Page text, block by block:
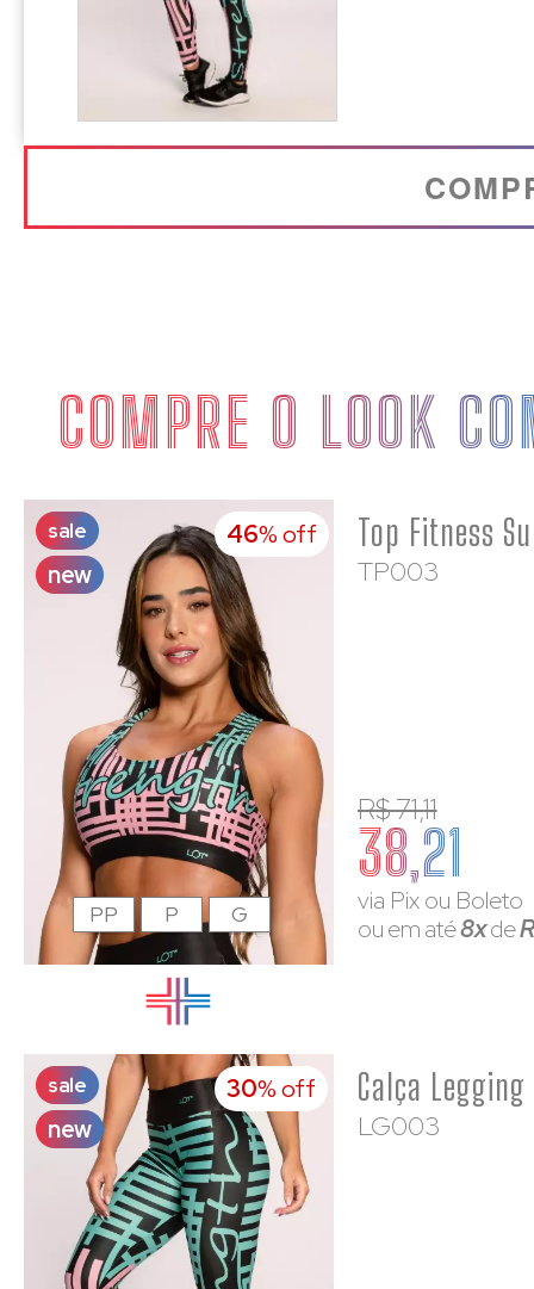
COMPRE O LOOK
sale
new
46% off
TP003
R$ 71,11
38,21
via Pix ou Boleto
ou em até8xde
PP P G
sale
new
30% off
LG003